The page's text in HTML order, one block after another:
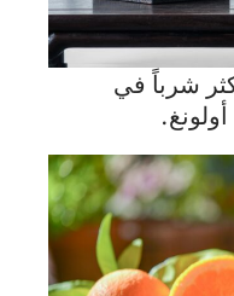
شرباً في